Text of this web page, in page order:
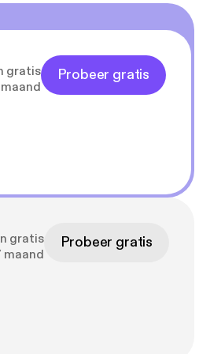
gratis
Probeer gratis
gratis
maand
Probeer gratis